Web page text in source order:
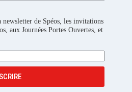
de Spéos, les invitations
aux Journées Portes Ouvertes, et